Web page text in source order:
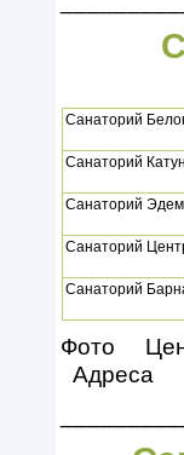
Санаторий
Санаторий
Санаторий Эдем
Санаторий
Санаторий
Фото